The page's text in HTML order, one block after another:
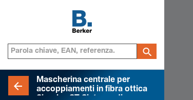
Mascherina centrale per
accoppiamenti in fibra ottica